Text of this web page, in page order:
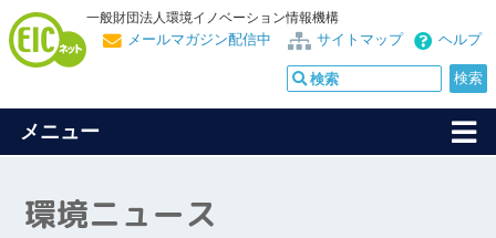
一般財団法人環境イノベーション情報機構
ヘルプ
サイトマップ
メールマガジン配信中
メニュー
環境ニュース